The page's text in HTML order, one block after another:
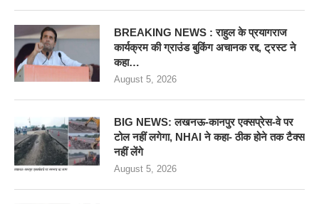
BREAKING NEWS : राहुल के प्रयागराज
कार्यक्रम की ग्राउंड बुकिंग अचानक रद्द, ट्रस्ट ने
कहा…
August 5, 2026
BIG NEWS: लखनऊ-कानपुर एक्सप्रेस-वे पर
टोल नहीं लगेगा, NHAI ने कहा- ठीक होने तक टैक्स
नहीं लेंगे
August 5, 2026